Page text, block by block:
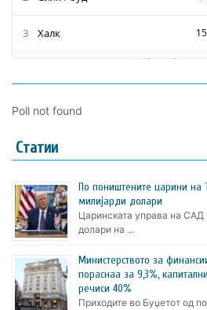
Poll not found
Статии
По поништените царини на
милијарди долари
Царинската управа на САД
долари на …
Министерството за
пораснаа за 9,3%,
речиси 40%
Приходите во Буџетот од